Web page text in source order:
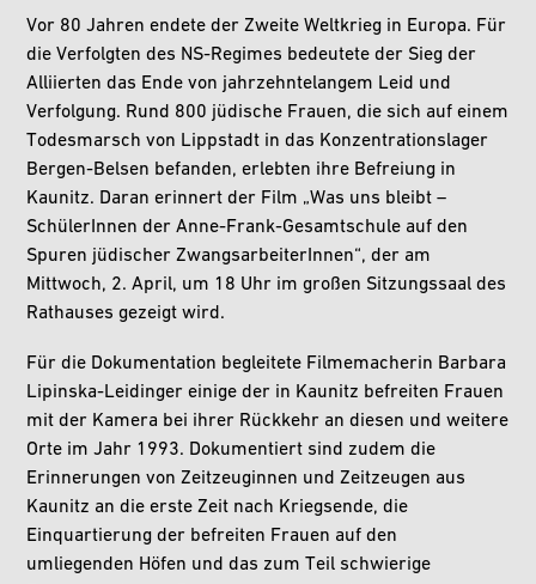
Vor 80 Jahren endete der Zweite Weltkrieg in Europa. Für
die Verfolgten des NS-Regimes bedeutete der Sieg der
Alliierten das Ende von jahrzehntelangem Leid und
Verfolgung. Rund 800 jüdische Frauen, die sich auf einem
Todesmarsch von Lippstadt in das Konzentrationslager
Bergen-Belsen befanden, erlebten ihre Befreiung in
Kaunitz. Daran erinnert der Film „Was uns bleibt –
SchülerInnen der Anne-Frank-Gesamtschule auf den
Spuren jüdischer ZwangsarbeiterInnen“, der am
Mittwoch, 2. April, um 18 Uhr im großen Sitzungssaal des
Rathauses gezeigt wird.
Für die Dokumentation begleitete Filmemacherin Barbara
Lipinska-Leidinger einige der in Kaunitz befreiten Frauen
mit der Kamera bei ihrer Rückkehr an diesen und weitere
Orte im Jahr 1993. Dokumentiert sind zudem die
Erinnerungen von Zeitzeuginnen und Zeitzeugen aus
Kaunitz an die erste Zeit nach Kriegsende, die
Einquartierung der befreiten Frauen auf den
umliegenden Höfen und das zum Teil schwierige